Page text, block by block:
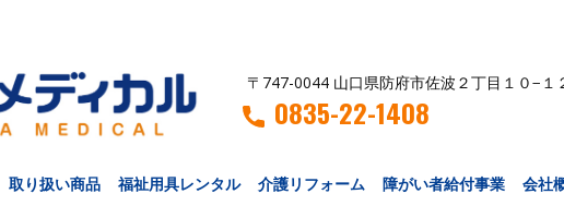
〒747-0044 山口県防府市佐波２丁目１０−１
0835-22-1408
取り扱い商品 福祉用具レンタル 介護リフォーム 障がい者給付事業 会社